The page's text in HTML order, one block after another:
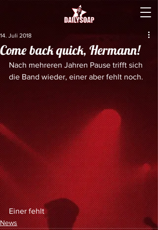
Come back quick, Hermann!
14. Juli 2018
Nach mehreren Jahren Pause trifft sich
die Band wieder, einer aber fehlt noch.
Einer fehlt
News